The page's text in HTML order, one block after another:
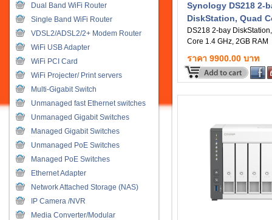
Dual Band WiFi Router
Single Band WiFi Router
VDSL2/ADSL2/2+ Modem Router
WiFi USB Adapter
WiFi PCI Card
WiFi Projecter/ Print servers
Multi-Gigabit Switch
Unmanaged fast Ethernet switches
Unmanaged Gigabit Switches
Managed Gigabit Switches
Unmanaged PoE Switches
Managed PoE Switches
Ethernet Adapter
Network Attached Storage (NAS)
IP Camera /NVR
Media Converter/Modular
Synology DS218 2-
DiskStation, Quad
GHz, 2GB RAM
DS218 2-bay
Core 1.4 GHz, 2GB RAM
ราคา 9900.00 บาท